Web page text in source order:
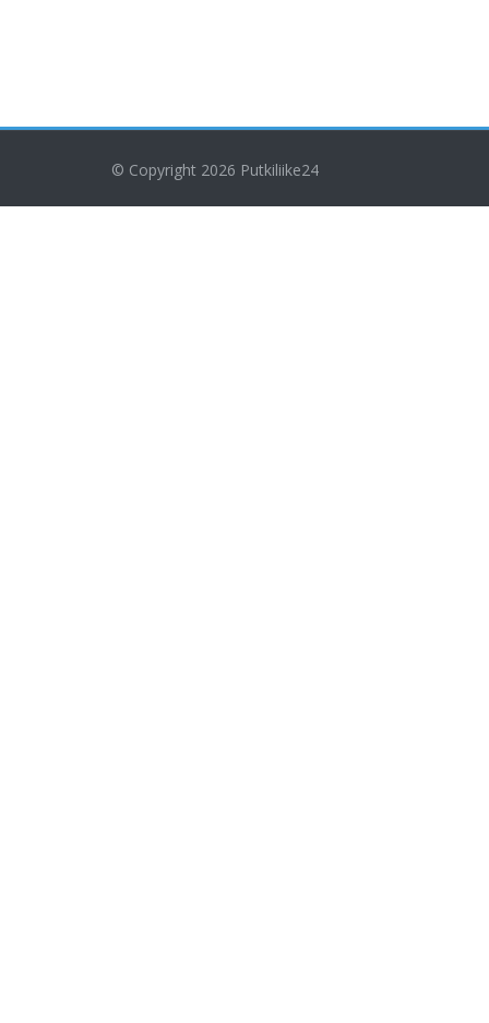
© Copyright 2026 Putkiliike24